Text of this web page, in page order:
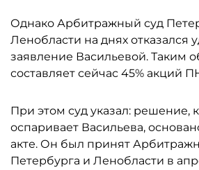
Однако Арбитражный суд
Ленобласти на днях отказался
заявление Васильевой. Таким
составляет сейчас 45% акций
При этом суд указал: решение,
оспаривает Васильева,
акте. Он был принят
Петербурга и Ленобласти в